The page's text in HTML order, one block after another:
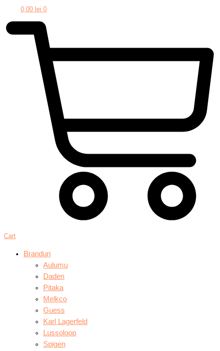
0,00 lei 0
Cart
Branduri
Aulumu
Daden
Pitaka
Melkco
Guess
Karl Lagerfeld
Lussoloop
Spigen